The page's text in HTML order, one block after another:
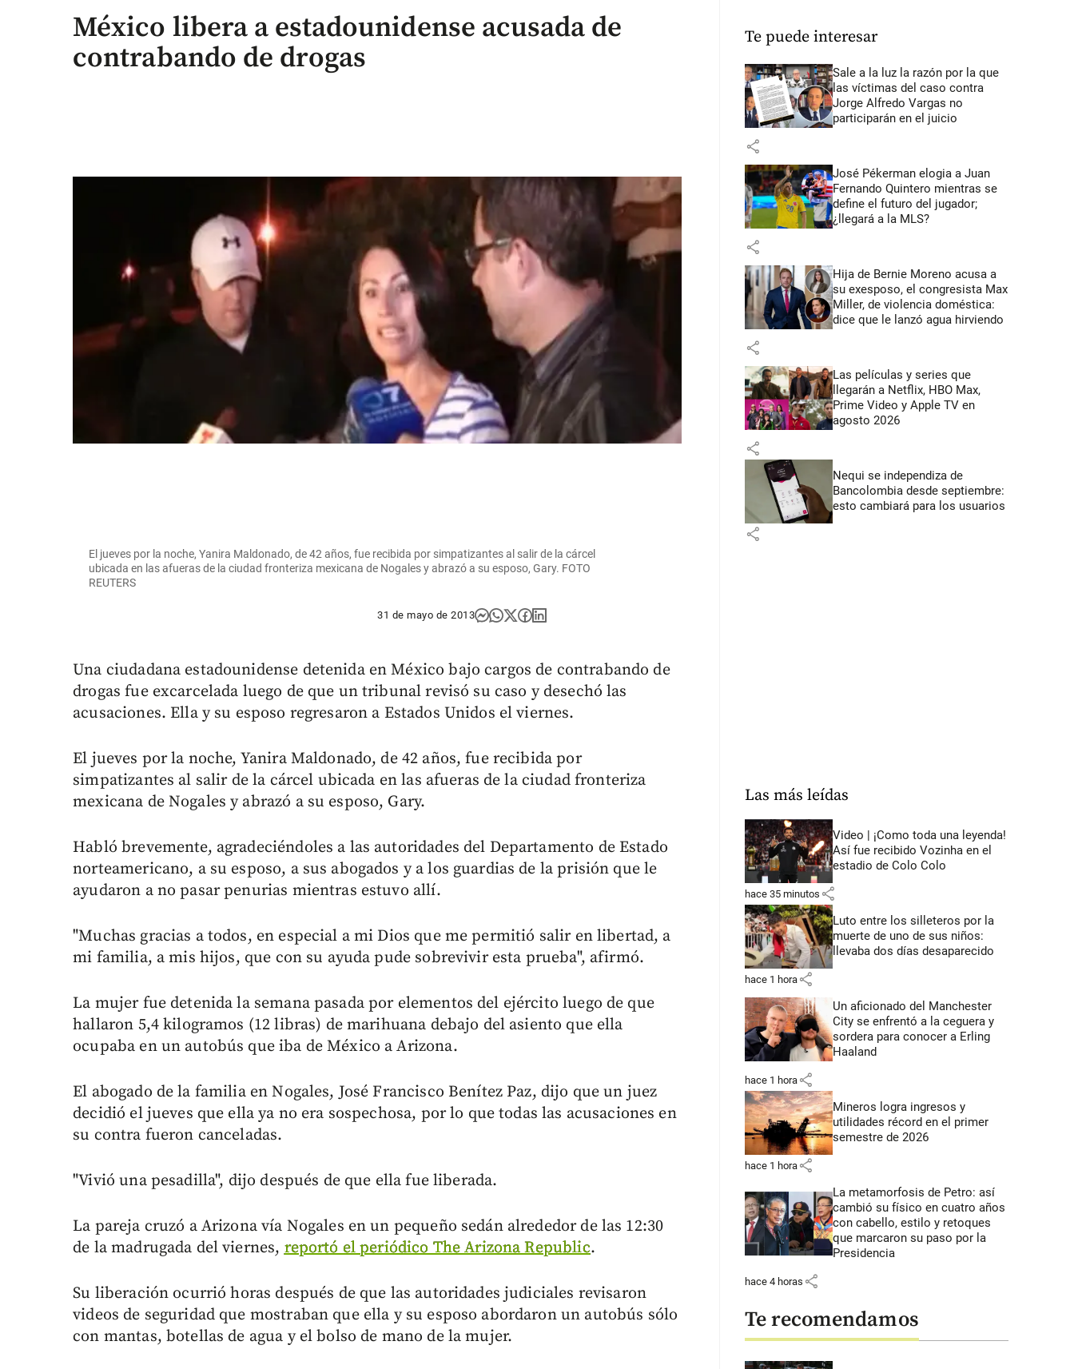
México libera a estadounidense acusada de
contrabando de drogas
El jueves por la noche, Yanira Maldonado, de 42 años, fue recibida por simpatizantes al salir de la cárcel
ubicada en las afueras de la ciudad fronteriza mexicana de Nogales y abrazó a su esposo, Gary. FOTO
REUTERS
31 de mayo de 2013
Una ciudadana estadounidense detenida en México bajo cargos de contrabando de
drogas fue excarcelada luego de que un tribunal revisó su caso y desechó las
acusaciones. Ella y su esposo regresaron a Estados Unidos el viernes.
El jueves por la noche, Yanira Maldonado, de 42 años, fue recibida por
simpatizantes al salir de la cárcel ubicada en las afueras de la ciudad fronteriza
mexicana de Nogales y abrazó a su esposo, Gary.
Habló brevemente, agradeciéndoles a las autoridades del Departamento de Estado
norteamericano, a su esposo, a sus abogados y a los guardias de la prisión que le
ayudaron a no pasar penurias mientras estuvo allí.
"Muchas gracias a todos, en especial a mi Dios que me permitió salir en libertad, a
mi familia, a mis hijos, que con su ayuda pude sobrevivir esta prueba", afirmó.
La mujer fue detenida la semana pasada por elementos del ejército luego de que
hallaron 5,4 kilogramos (12 libras) de marihuana debajo del asiento que ella
ocupaba en un autobús que iba de México a Arizona.
El abogado de la familia en Nogales, José Francisco Benítez Paz, dijo que un juez
decidió el jueves que ella ya no era sospechosa, por lo que todas las acusaciones en
su contra fueron canceladas.
"Vivió una pesadilla", dijo después de que ella fue liberada.
La pareja cruzó a Arizona vía Nogales en un pequeño sedán alrededor de las 12:30
de la madrugada del viernes,reportó el periódico The Arizona Republic.
Su liberación ocurrió horas después de que las autoridades judiciales revisaron
videos de seguridad que mostraban que ella y su esposo abordaron un autobús sólo
con mantas, botellas de agua y el bolso de mano de la mujer.
Te puede interesar
Sale a la luz la razón por la que
las víctimas del caso contra
Jorge Alfredo Vargas no
participarán en el juicio
share
José Pékerman elogia a Juan
Fernando Quintero mientras se
define el futuro del jugador;
¿llegará a la MLS?
share
Hija de Bernie Moreno acusa a
su exesposo, el congresista Max
Miller, de violencia doméstica:
dice que le lanzó agua hirviendo
share
Las películas y series que
llegarán a Netflix, HBO Max,
Prime Video y Apple TV en
agosto 2026
share
Nequi se independiza de
Bancolombia desde septiembre:
esto cambiará para los usuarios
share
Las más leídas
Video | ¡Como toda una leyenda!
Así fue recibido Vozinha en el
estadio de Colo Colo
hace 35 minutos share
Luto entre los silleteros por la
muerte de uno de sus niños:
llevaba dos días desaparecido
hace 1 hora share
Un aficionado del Manchester
City se enfrentó a la ceguera y
sordera para conocer a Erling
Haaland
hace 1 hora share
Mineros logra ingresos y
utilidades récord en el primer
semestre de 2026
hace 1 hora share
La metamorfosis de Petro: así
cambió su físico en cuatro años
con cabello, estilo y retoques
que marcaron su paso por la
Presidencia
hace 4 horas share
Te recomendamos